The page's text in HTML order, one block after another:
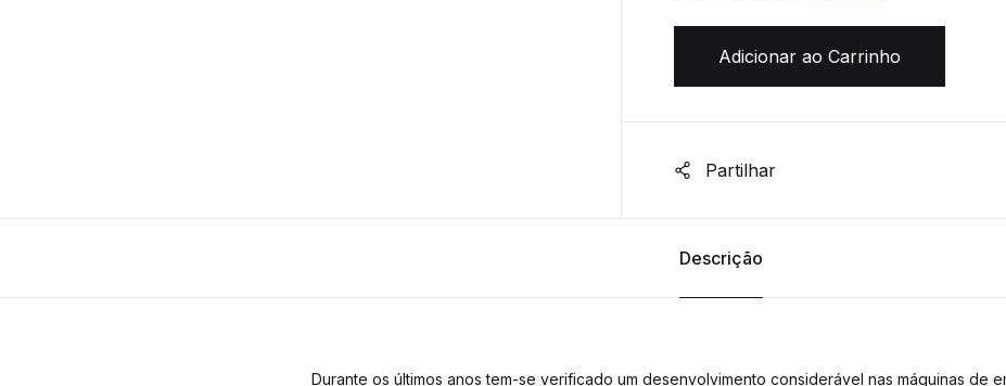
Adicionar ao Carrinho
Partilhar
Descrição
Durante os últimos anos tem-se verificado um desenvolvimento considerável nas máquinas de